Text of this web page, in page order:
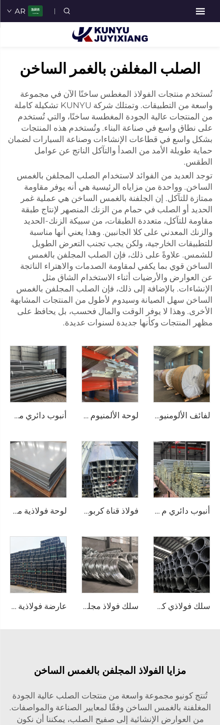
AR
الصلب المغلفن بالغمر الساخن
تُستخدم منتجات الفولاذ المغطس ساخنًا الآن في مجموعة
واسعة من التطبيقات. وتمتلك شركة KUNYU تشكيلة كاملة
من المنتجات عالية الجودة المغطسة ساخنًا، والتي تُستخدم
على نطاق واسع في صناعة البناء. وتُستخدم هذه المنتجات
بشكل واسع في قطاعات الإنشاءات وصناعة السيارات لضمان
حماية طويلة الأمد من الصدأ والتآكل الناتج عن عوامل
الطقس.
توجد العديد من الفوائد لاستخدام الصلب المجلفن بالغمس
الساخن. وواحدة من مزاياه الرئيسية هي أنه يوفر مقاومة
ممتازة للتآكل. إن الجلفنة بالغمس الساخن هي عملية غمر
الحديد أو الصلب في حمام من الزنك المنصهر لإنتاج طبقة
مقاومة للتآكل، متعددة الطبقات، من سبيكة الزنك-الحديد
والزنك المعدني على كلا الجانبين. وهذا يعني أنها مناسبة
للتطبيقات الخارجية، ولكن يجب تجنب التعرض الطويل
للشمس. علاوةً على ذلك، فإن الصلب المجلفن بالغمس
الساخن قوي بما يكفي لمقاومة الصدمات والاهتراء الناتجة
عن العوارض والأرضيات أثناء الاستخدام الشاق مثل
الإنشاءات. بالإضافة إلى ذلك، فإن الصلب المجلفن بالغمس
الساخن سهل الصيانة وسيدوم لأطول من المنتجات المشابهة
الأخرى. وهذا لا يوفر الوقت والمال فحسب، بل يحافظ على
مظهر المنتجات وكأنها جديدة لسنوات عديدة.
لفائف الألومنيوم الفولاذية لوحة الألمنيوم المستوية أنبوب دائري من الصلب الكربوني، أنبوب أسود مدرفل على الساخن، ASTM AISI
أنبوب دائري م Seamless مغلفن فولاذ قناة كربونية لوحة فولاذية مقاومة للصدأ
سلك فولاذي كربوني وقضيب أسود سلك فولاذ مجلفن (سلك GI) وقضيب سلك عارضة فولاذية من الصلب الكربوني A36
مزايا الفولاذ المجلفن بالغمس الساخن
تُنتج كونيو مجموعة واسعة من منتجات الصلب عالية الجودة
المغلفنة بالغمس الساخن وفقًا لمعايير الصناعة والمواصفات.
من العوارض الإنشائية إلى صفيح الصلب، يمكننا أن نكون